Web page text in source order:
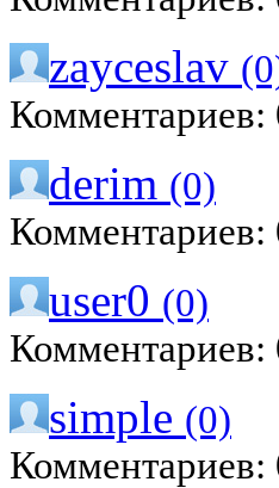
zayceslav
Комментариев:
derim (0)
Комментариев:
user0 (0)
Комментариев:
simple (0)
Комментариев: